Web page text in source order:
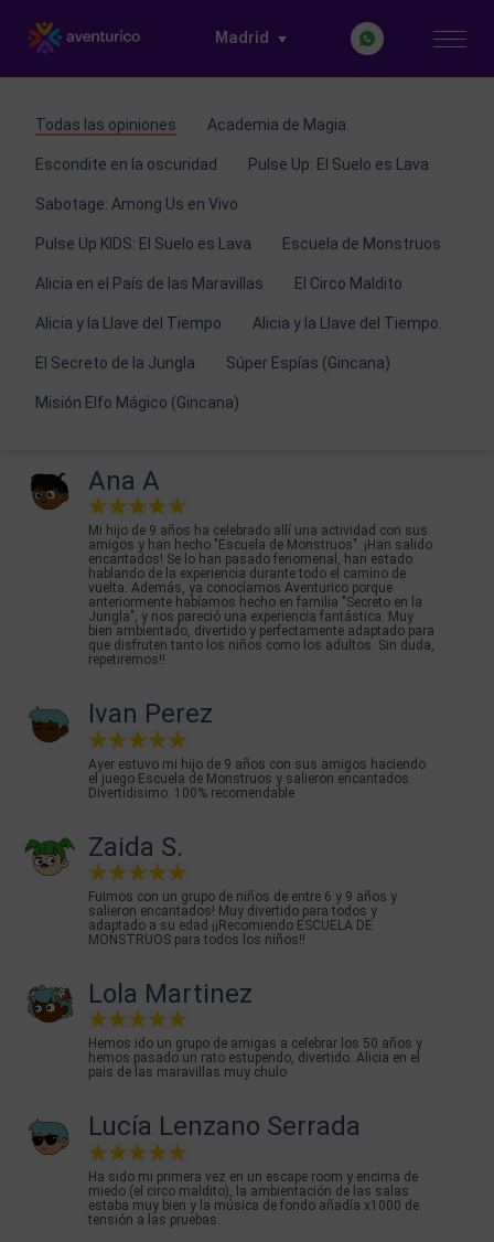
Madrid
Todas las opiniones Academia de Magia.
Escondite en la oscuridad Pulse Up: El Suelo es Lava
Sabotage: Among Us en Vivo
Pulse Up KIDS: El Suelo es Lava Escuela de Monstruos
Alicia en el País de las Maravillas El Circo Maldito
Alicia y la Llave del Tiempo Alicia y la Llave del Tiempo.
El Secreto de la Jungla Súper Espías (Gincana)
Misión Elfo Mágico (Gincana)
Ana A
Mi hijo de 9 años ha celebrado allí una actividad con sus
amigos y han hecho "Escuela de Monstruos". ¡Han salido
encantados! Se lo han pasado fenomenal, han estado
hablando de la experiencia durante todo el camino de
vuelta. Además, ya conocíamos Aventurico porque
anteriormente habíamos hecho en familia "Secreto en la
Jungla", y nos pareció una experiencia fantástica. Muy
bien ambientado, divertido y perfectamente adaptado para
que disfruten tanto los niños como los adultos. Sin duda,
repetiremos!!
Ivan Perez
Ayer estuvo mi hijo de 9 años con sus amigos haciendo
el juego Escuela de Monstruos y salieron encantados.
Divertidisimo. 100% recomendable
Zaida S.
Fuimos con un grupo de niños de entre 6 y 9 años y
salieron encantados! Muy divertido para todos y
adaptado a su edad ¡¡Recomiendo ESCUELA DE
MONSTRUOS para todos los niños!!
Lola Martinez
Hemos ido un grupo de amigas a celebrar los 50 años y
hemos pasado un rato estupendo, divertido. Alicia en el
pais de las maravillas muy chulo
Lucía Lenzano Serrada
Ha sido mi primera vez en un escape room y encima de
miedo (el circo maldito), la ambientación de las salas
estaba muy bien y la música de fondo añadía x1000 de
tensión a las pruebas.